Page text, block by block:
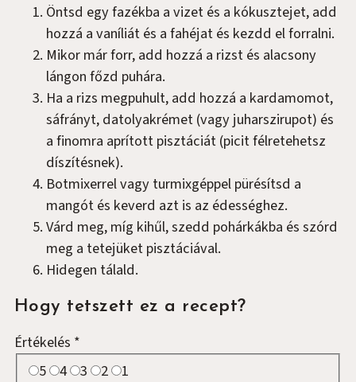
Öntsd egy fazékba a vizet és a kókusztejet, add
hozzá a vaníliát és a fahéjat és kezdd el forralni.
Mikor már forr, add hozzá a rizst és alacsony
lángon főzd puhára.
Ha a rizs megpuhult, add hozzá a kardamomot,
sáfrányt, datolyakrémet (vagy juharszirupot) és
a finomra aprított pisztáciát (picit félretehetsz
díszítésnek).
Botmixerrel vagy turmixgéppel pürésítsd a
mangót és keverd azt is az édességhez.
Várd meg, míg kihűl, szedd pohárkákba és szórd
meg a tetejüket pisztáciával.
Hidegen tálald.
Hogy tetszett ez a recept?
Értékelés *
5
4 3 2 1